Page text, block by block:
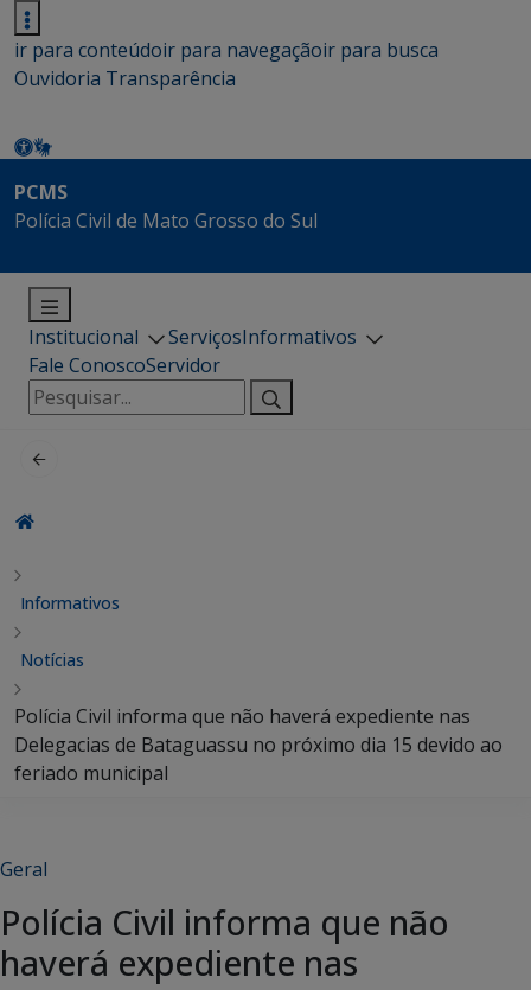
ir para conteúdoir para navegaçãoir para busca
Ouvidoria Transparência
PCMS
Polícia Civil de Mato Grosso do Sul
Institucional ServiçosInformativos
Fale ConoscoServidor
Pesquisar
por:
Informativos
Notícias
Polícia Civil informa que não haverá expediente nas
Delegacias de Bataguassu no próximo dia 15 devido ao
feriado municipal
Geral
Polícia Civil informa que não
haverá expediente nas